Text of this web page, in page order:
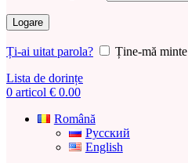
Logare
Ți-ai uitat parola?
Ține-mă minte
Lista de dorințe
0 articol € 0.00
Română
Русский
English